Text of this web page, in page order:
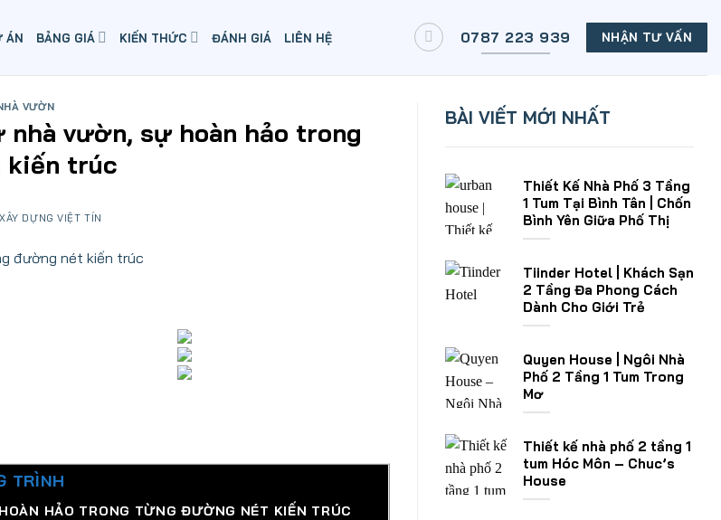
ÁN BẢNG GIÁ KIẾN THỨC ĐÁNH GIÁ LIÊN HỆ 0787 223 939 NHẬN TƯ VẤN
VƯỜN
vườn, sự hoàn hảo trong
trúc
XÂY DỰNG VIỆT TÍN
TRÌNH
HẢO TRONG TỪNG ĐƯỜNG NÉT KIẾN TRÚC
BÀI VIẾT MỚI NHẤT
Thiết Kế Nhà Phố 3 Tầng
1 Tum Tại Bình Tân | Chốn
Bình Yên Giữa Phố Thị
Tiinder Hotel | Khách Sạn
2 Tầng Đa Phong Cách
Dành Cho Giới Trẻ
Quyen House | Ngôi Nhà
Phố 2 Tầng 1 Tum Trong
Mơ
Thiết kế nhà phố 2 tầng 1
tum Hóc Môn – Chuc’s
House